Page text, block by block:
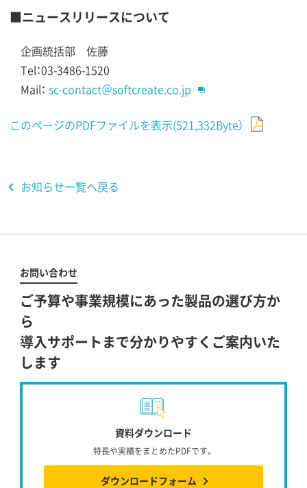
■ニュースリリースについて
企画統括部 佐藤
Tel：03-3486-1520
Mail： sc-contact＠softcreate.co.jp
このページのPDFファイルを表示(521,332Byte）
お知らせ一覧へ戻る
お問い合わせ
ご予算や事業規模にあった製品の選び方か
ら
導入サポートまで分かりやすくご案内いた
します
資料ダウンロード
特長や実績をまとめたPDFです。
ダウンロードフォーム